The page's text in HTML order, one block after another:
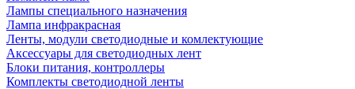
Лампы специального назначения
Лампа инфракрасная
Ленты, модули светодиодные и комлектующие
Аксессуары для светодиодных лент
Блоки питания, контроллеры
Комплекты светодиодной ленты